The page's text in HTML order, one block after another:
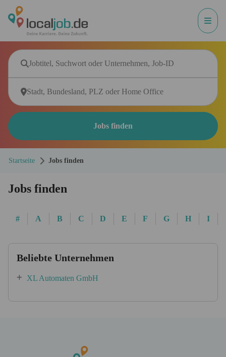
Jobs finden
Startseite Jobs finden
Jobs finden
# A B C D E F G H I
Beliebte Unternehmen
XL Automaten GmbH